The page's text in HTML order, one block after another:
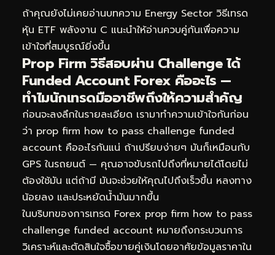
ถ้าคุณยังไม่เคยอ่านบทความ Energy Sector วิธีเทรด
หุ้น ETF พลังงาน C แนะนำให้อ่านควบคู่กันเพื่อความ
เข้าใจที่สมบูรณ์ยิ่งขึ้น
Prop Firm วิธีสอบผ่าน Challenge ได้
Funded Account Forex คืออะไร —
ทำไมนักเทรดมืออาชีพถึงให้ความสำคัญ
ก่อนจะลงลึกในรายละเอียด เรามาทำความเข้าใจกันก่อน
ว่า prop firm how to pass challenge funded
account คืออะไรกันแน่ ถ้าเปรียบง่ายๆ มันก็เหมือนกับ
GPS ในรถยนต์ — คุณอาจขับรถไปถึงที่หมายได้โดยไม่
ต้องใช้มัน แต่ถ้ามี มันจะช่วยให้คุณไปถึงเร็วขึ้น หลงทาง
น้อยลง และประหยัดน้ำมันมากขึ้น
ในบริบทของการเทรด Forex prop firm how to pass
challenge funded account หมายถึงกระบวนการ
วิเคราะห์และตัดสินใจซื้อขายคู่เงินโดยอาศัยข้อมูลราคาใน